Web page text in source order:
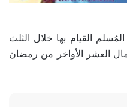
القيام بها خلال الثلث
العشر الأواخر من رمضان